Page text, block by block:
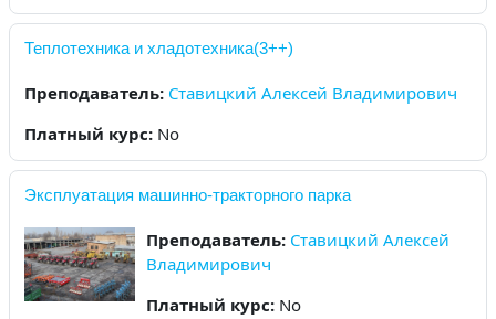
Теплотехника и хладотехника(3++)
Преподаватель: Ставицкий Алексей Владимирович
Платный курс: No
Эксплуатация машинно-тракторного парка
Преподаватель: Ставицкий Алексей
Владимирович
Платный курс: No